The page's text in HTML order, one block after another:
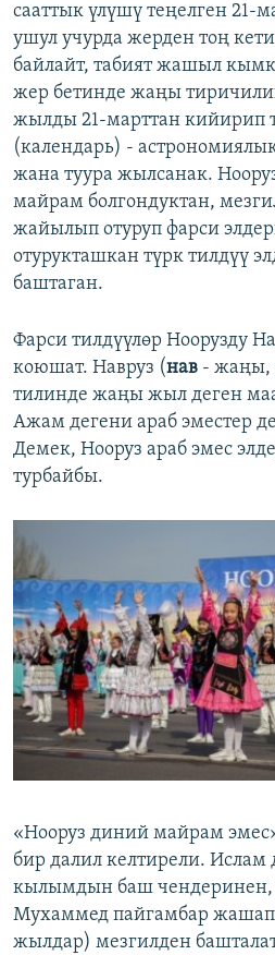
сааттык үлүшү теңелген 21-
ушул учурда жерден тоң
байлайт, табият жашыл
жер бетинде жаңы
жылды 21-марттан кийирип
(календарь) -
жана туура жылсанак.
майрам болгондуктан,
жайылып отуруп фарси
отурукташкан түрк тилдүү
баштаган.
Фарси тилдүүлөр Ноорузду
коюшат. Навруз (нав - жаңы,
тилинде жаңы жыл деген
Ажам дегени араб эместер
Демек, Нооруз араб эмес
турбайбы.
«Нооруз диний майрам
бир далил келтирели.
кылымдын баш чендеринен,
Мухаммед пайгамбар жашап
жылдар) мезгилден